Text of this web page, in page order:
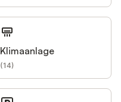
Klimaanlage
(14)